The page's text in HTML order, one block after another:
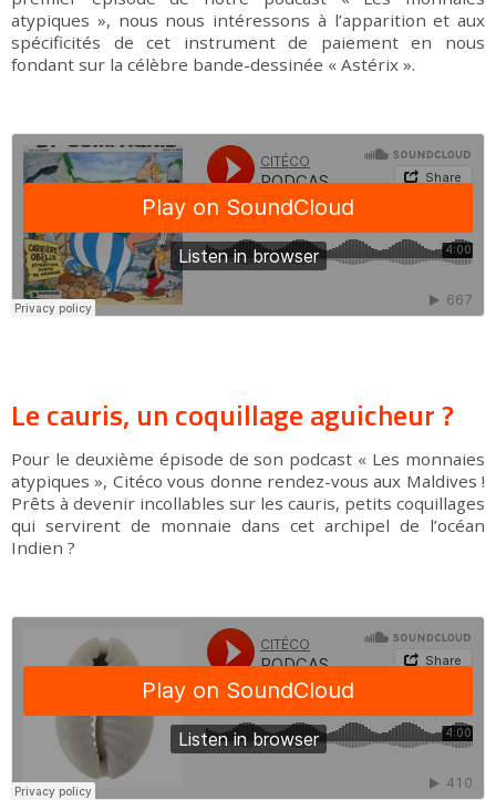
atypiques », nous nous intéressons à l’apparition et aux
spécificités de cet instrument de paiement en nous
fondant sur la célèbre bande-dessinée « Astérix ».
Le cauris, un coquillage aguicheur ?
Pour le deuxième épisode de son podcast « Les monnaies
atypiques », Citéco vous donne rendez-vous aux Maldives !
Prêts à devenir incollables sur les cauris, petits coquillages
qui servirent de monnaie dans cet archipel de l’océan
Indien ?